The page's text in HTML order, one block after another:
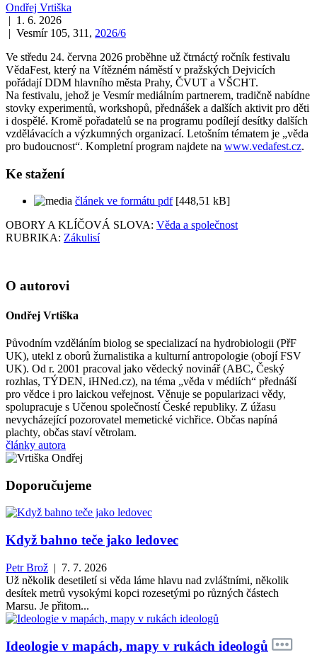
Ondřej Vrtiška
| 1. 6. 2026
| Vesmír 105, 311, 2026/6
Ve středu 24. června 2026 proběhne už čtrnáctý ročník festivalu
VědaFest, který na Vítězném náměstí v pražských Dejvicích
pořádají DDM hlavního města Prahy, ČVUT a VŠCHT.
Na festivalu, jehož je Vesmír mediálním partnerem, tradičně nabídne
stovky experimentů, workshopů, přednášek a dalších aktivit pro děti
i dospělé. Kromě pořadatelů se na programu podílejí desítky dalších
vzdělávacích a výzkumných organizací. Letošním tématem je „věda
pro budoucnost“. Kompletní program najdete na www.vedafest.cz.
Ke stažení
článek ve formátu pdf[448,51 kB]
OBORY A KLÍČOVÁ SLOVA: Věda a společnost
RUBRIKA: Zákulisí
O autorovi
Ondřej Vrtiška
Původním vzděláním biolog se specializací na hydrobiologii (PřF
UK), utekl z oborů žurnalistika a kulturní antropologie (obojí FSV
UK). Od r. 2001 pracoval jako vědecký novinář (ABC, Český
rozhlas, TÝDEN, iHNed.cz), na téma „věda v médiích“ přednáší
pro vědce i pro laickou veřejnost. Věnuje se popularizaci vědy,
spolupracuje s Učenou společností České republiky. Z úžasu
nevycházející pozorovatel memetické vichřice. Občas napíná
plachty, občas staví větrolam.
články autora
Doporučujeme
Když bahno teče jako ledovec
Petr Brož | 7. 7. 2026
Už několik desetiletí si věda láme hlavu nad zvláštními, několik
desítek metrů vysokými kopci rozesetými po různých částech
Marsu. Je přitom...
Ideologie v mapách, mapy v rukách ideologů